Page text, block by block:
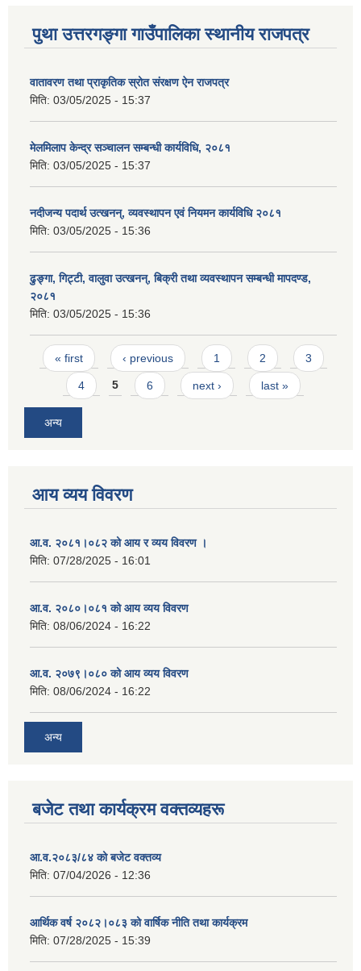
पुथा उत्तरगङ्गा गाउँपालिका स्थानीय राजपत्र
वातावरण तथा प्राकृतिक स्रोत संरक्षण ऐन राजपत्र
मिति: 03/05/2025 - 15:37
मेलमिलाप केन्द्र सञ्चालन सम्बन्धी कार्यविधि, २०८१
मिति: 03/05/2025 - 15:37
नदीजन्य पदार्थ उत्खनन्, व्यवस्थापन एवं नियमन कार्यविधि २०८१
मिति: 03/05/2025 - 15:36
ढुङ्गा, गिट्टी, वालुवा उत्खनन्, बिक्री तथा व्यवस्थापन सम्बन्धी मापदण्ड,
२०८१
मिति: 03/05/2025 - 15:36
Pages
« first ‹ previous 1 2 3
4 5 6 next › last »
अन्य
आय व्यय विवरण
आ.व. २०८१।०८२ को आय र व्यय विवरण ।
मिति: 07/28/2025 - 16:01
आ.व. २०८०।०८१ को आय व्यय विवरण
मिति: 08/06/2024 - 16:22
आ.व. २०७९।०८० को आय व्यय विवरण
मिति: 08/06/2024 - 16:22
अन्य
बजेट तथा कार्यक्रम वक्तव्यहरू
आ.व.२०८३/८४ को बजेट वक्तव्य
मिति: 07/04/2026 - 12:36
आर्थिक वर्ष २०८२।०८३ को वार्षिक नीति तथा कार्यक्रम
मिति: 07/28/2025 - 15:39